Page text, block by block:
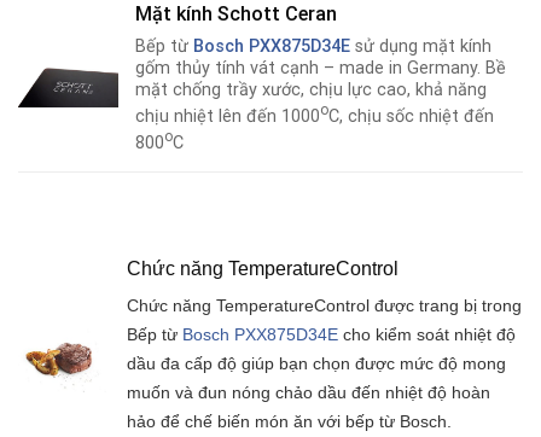
Mặt kính Schott Ceran
Bếp từ Bosch PXX875D34E sử dụng mặt kính
gốm thủy tính vát cạnh – made in Germany. Bề
mặt chống trầy xước, chịu lực cao, khả năng
chịu nhiệt lên đến 1000oC, chịu sốc nhiệt đến
800oC
Chức năng TemperatureControl
Chức năng TemperatureControl được trang bị trong
Bếp từ Bosch PXX875D34E cho kiểm soát nhiệt độ
dầu đa cấp độ giúp bạn chọn được mức độ mong
muốn và đun nóng chảo dầu đến nhiệt độ hoàn
hảo để chế biến món ăn với bếp từ Bosch.